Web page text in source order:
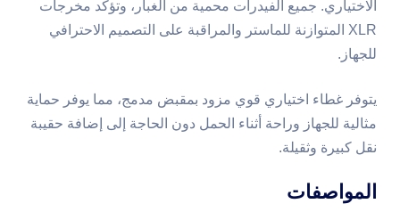
الاختياري. جميع الفيدرات محمية من الغبار، وتؤكد مخرجات
XLR المتوازنة للماستر والمراقبة على التصميم الاحترافي
للجهاز.
يتوفر غطاء اختياري قوي مزود بمقبض مدمج، مما يوفر حماية
مثالية للجهاز وراحة أثناء الحمل دون الحاجة إلى إضافة حقيبة
نقل كبيرة وثقيلة.
المواصفات